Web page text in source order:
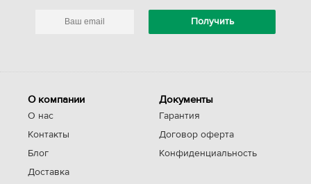
О компании
О нас
Контакты
Блог
Доставка
Документы
Гарантия
Договор оферта
Конфиденциальность